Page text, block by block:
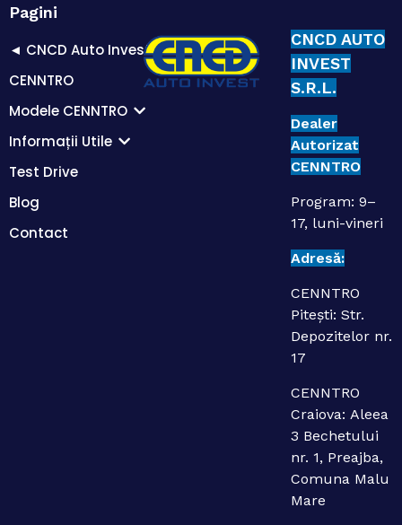
Pagini
◄ CNCD Auto Invest
CENNTRO
Modele CENNTRO
Informații Utile
Test Drive
Blog
Contact
CNCD AUTO
INVEST
S.R.L.
Dealer
Autorizat
CENNTRO
Program: 9–
17, luni-vineri
Adresă:
CENNTRO
Pitești: Str.
Depozitelor nr.
17
CENNTRO
Craiova: Aleea
3 Bechetului
nr. 1, Preajba,
Comuna Malu
Mare